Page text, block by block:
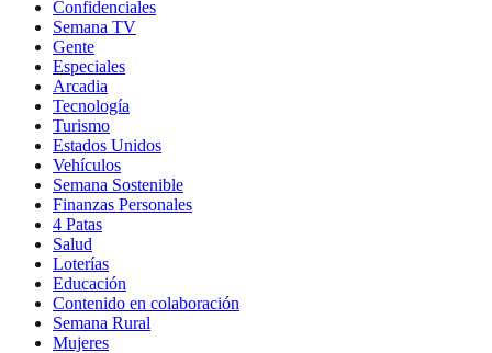
Confidenciales
Semana TV
Gente
Especiales
Arcadia
Tecnología
Turismo
Estados Unidos
Vehículos
Semana Sostenible
Finanzas Personales
4 Patas
Salud
Loterías
Educación
Contenido en colaboración
Semana Rural
Mujeres